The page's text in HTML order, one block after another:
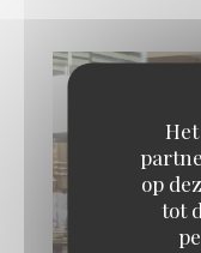
op
tot